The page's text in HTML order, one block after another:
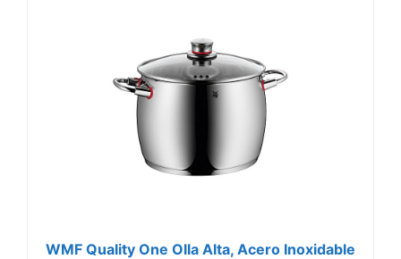
Tapa insertable de cristal
de alta calidad con borde
de silicona y revestido de
cromargan; con quatro
posiciones diferentes
para verter directamente,
resistente al horno hasta
WMF Quality One Olla Alta, Acero Inoxidable